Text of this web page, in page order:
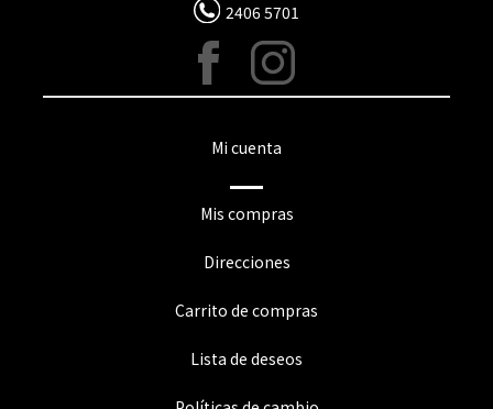
2406 5701
Mi cuenta
Mis compras
Direcciones
Carrito de compras
Lista de deseos